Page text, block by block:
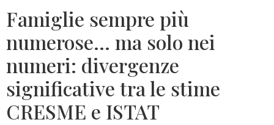
Famiglie sempre più
numerose… ma solo nei
numeri: divergenze
significative tra le stime
CRESME e ISTAT